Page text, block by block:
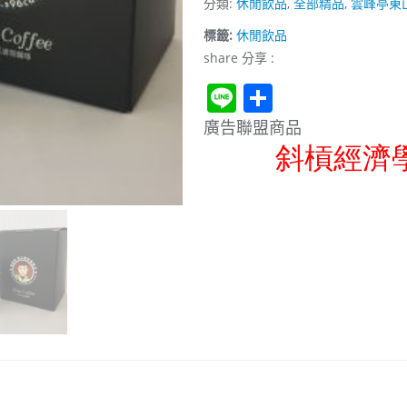
咖
啡
(水
洗
豆)*3
標籤: 休閒飲品
share 分享 :
Line
廣告聯盟商品